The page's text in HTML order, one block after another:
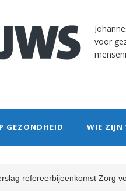
voor
GEZONDHEID WIE ZIJN
refereerbijeenkomst Zorg